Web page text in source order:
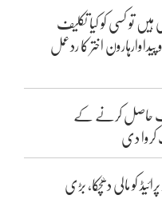
ہیں تو کسی کو کیا تکلیف
اختر کا ردعمل
حاصل کرنے کے
کروا دی
کو مالی دھچکا، بڑی